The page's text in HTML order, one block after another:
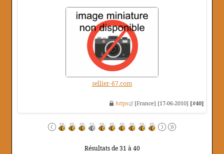
sellier-67.com
https:// [France] [17-06-2010] [#40]
Résultats de 31 à 40